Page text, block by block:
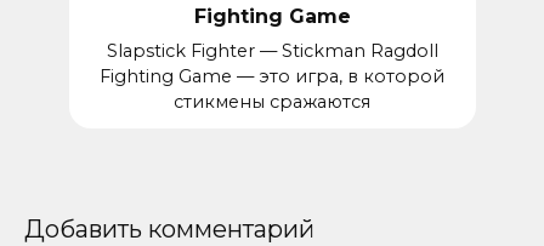
Fighting Game
Slapstick Fighter — Stickman Ragdoll
Fighting Game — это игра, в которой
стикмены сражаются
Добавить комментарий